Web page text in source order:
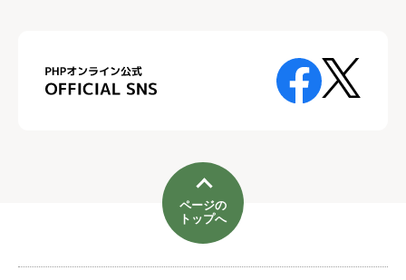
ページの
トップへ